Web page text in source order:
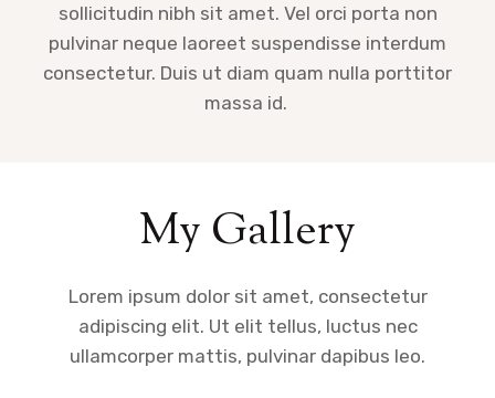
sollicitudin nibh sit amet. Vel orci porta non
pulvinar neque laoreet suspendisse interdum
consectetur. Duis ut diam quam nulla porttitor
massa id.
My Gallery
Lorem ipsum dolor sit amet, consectetur
adipiscing elit. Ut elit tellus, luctus nec
ullamcorper mattis, pulvinar dapibus leo.